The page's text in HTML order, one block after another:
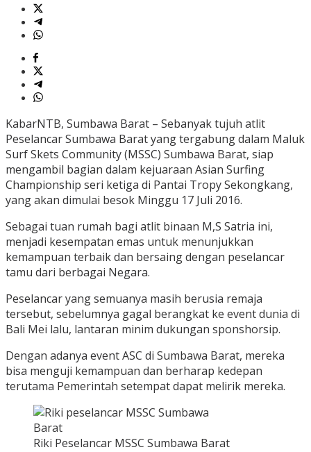
KabarNTB, Sumbawa Barat – Sebanyak tujuh atlit
Peselancar Sumbawa Barat yang tergabung dalam Maluk
Surf Skets Community (MSSC) Sumbawa Barat, siap
mengambil bagian dalam kejuaraan Asian Surfing
Championship seri ketiga di Pantai Tropy Sekongkang,
yang akan dimulai besok Minggu 17 Juli 2016.
Sebagai tuan rumah bagi atlit binaan M,S Satria ini,
menjadi kesempatan emas untuk menunjukkan
kemampuan terbaik dan bersaing dengan peselancar
tamu dari berbagai Negara.
Peselancar yang semuanya masih berusia remaja
tersebut, sebelumnya gagal berangkat ke event dunia di
Bali Mei lalu, lantaran minim dukungan sponshorsip.
Dengan adanya event ASC di Sumbawa Barat, mereka
bisa menguji kemampuan dan berharap kedepan
terutama Pemerintah setempat dapat melirik mereka.
Riki Peselancar MSSC Sumbawa Barat